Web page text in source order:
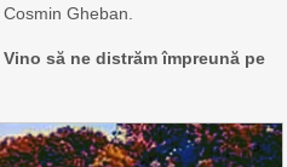
Cosmin Gheban.
Vino să ne distrăm împreună pe